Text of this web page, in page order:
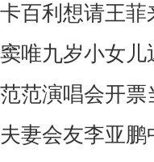
卡百利想请王
窦唯九岁小女
范范演唱会开
夫妻会友李亚